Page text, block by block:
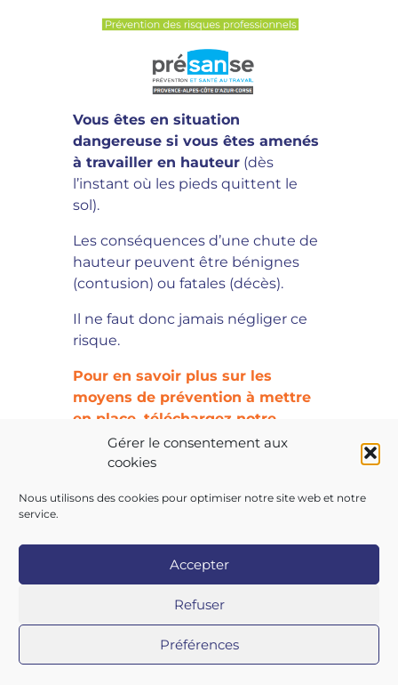
Gérer le consentement aux
cookies
Nous utilisons des cookies pour optimiser notre site web et notre
service.
Accepter
Refuser
Préférences
Vous êtes en situation
dangereuse si vous êtes amenés
à travailler en hauteur (dès
l’instant où les pieds quittent le
sol).
Les conséquences d’une chute de
hauteur peuvent être bénignes
(contusion) ou fatales (décès).
Il ne faut donc jamais négliger ce
risque.
Pour en savoir plus sur les
moyens de prévention à mettre
en place, téléchargez notre
livret !
Copyright 2026 AIST 84 |Politique de confidentialité|
Contactez-nous